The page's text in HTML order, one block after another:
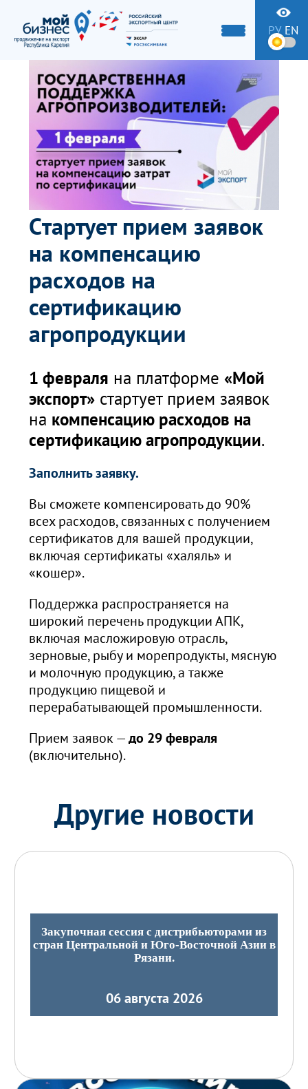
РУ EN
Cтартует прием заявок
на компенсацию
расходов на
сертификацию
агропродукции
1 февраля на платформе «Мой
экспорт» стартует прием заявок
на компенсацию расходов на
сертификацию агропродукции.
Заполнить заявку.
Вы сможете компенсировать до 90%
всех расходов, связанных с получением
сертификатов для вашей продукции,
включая сертификаты «халяль» и
«кошер».
Поддержка распространяется на
широкий перечень продукции АПК,
включая масложировую отрасль,
зерновые, рыбу и морепродукты, мясную
и молочную продукцию, а также
продукцию пищевой и
перерабатывающей промышленности.
Прием заявок — до 29 февраля
(включительно).
Другие новости
Закупочная сессия с дистрибьюторами из
стран Центральной и Юго-Восточной Азии в
Рязани.
06 августа 2026